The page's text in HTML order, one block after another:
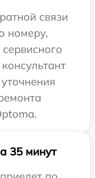
связи
номеру,
35 минут